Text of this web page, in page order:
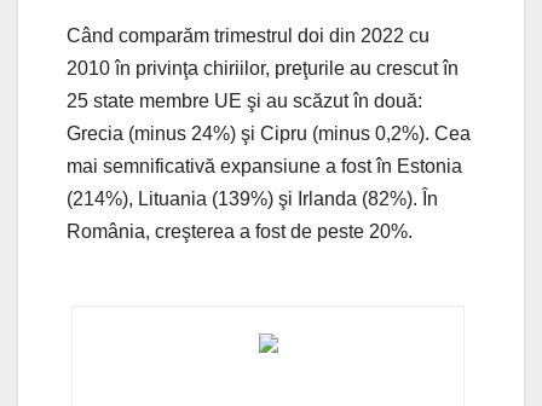
Când comparăm trimestrul doi din 2022 cu
2010 în privinţa chiriilor, preţurile au crescut în
25 state membre UE şi au scăzut în două:
Grecia (minus 24%) şi Cipru (minus 0,2%). Cea
mai semnificativă expansiune a fost în Estonia
(214%), Lituania (139%) şi Irlanda (82%). În
România, creşterea a fost de peste 20%.